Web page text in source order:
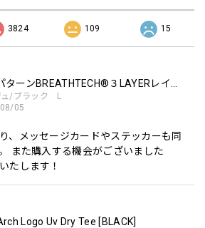
3824 109 15
ュ/ブラック L
05
、メッセージカードやステッカーも同
また購入する機会がございました
たします！
Logo Uv Dry Tee [BLACK]